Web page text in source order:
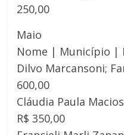
250,00
Maio
Nome | Município |
Dilvo Marcansoni;
600,00
Cláudia Paula
R$ 350,00